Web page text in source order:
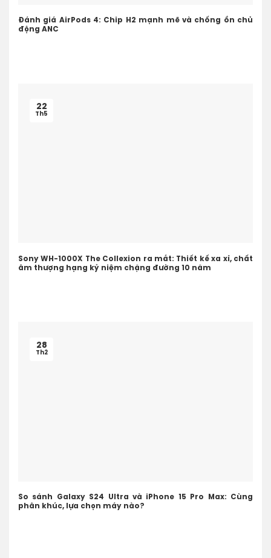
Đánh giá AirPods 4: Chip H2 mạnh mẽ và chống ồn chủ
động ANC
Sony WH-1000X The Collexion ra mắt: Thiết kế xa xỉ, chất
âm thượng hạng kỷ niệm chặng đường 10 năm
22
Th5
So sánh Galaxy S24 Ultra và iPhone 15 Pro Max: Cùng
phân khúc, lựa chọn máy nào?
28
Th2